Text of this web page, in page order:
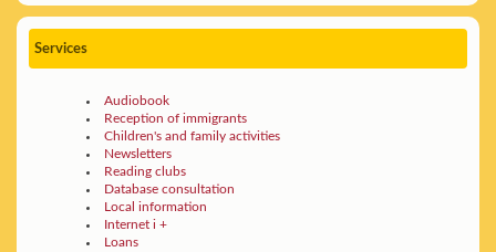
Services
Audiobook
Reception of immigrants
Children's and family activities
Newsletters
Reading clubs
Database consultation
Local information
Internet i +
Loans